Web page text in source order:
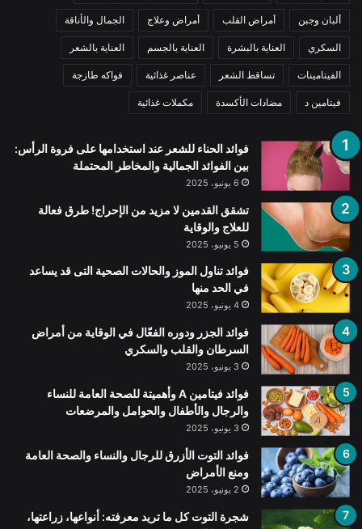
ألبان وجبن أمراض القلب أمراض وعلاج الجمال والأناقة
السكري العناية بالبشرة العناية بالجسم العناية بالشعر
الفيتامينات تساقط الشعر عناصر غذائية فواكه طازجة
فيتامين د مضادات الأكسدة مكملات غذائية
فوائد الحناء للشعر عند استخدامها على فروة الرأس:
بين الفوائد الجمالية والمخاطر المحتملة
6 يونيو، 2025
تشقق القدمين لا مزيد من الإحراج! طرق فعالة
للعلاج والوقاية
5 يونيو، 2025
فوائد تناول الموز والحالات الصحية التى قد يساعد
في الحد منها
4 يونيو، 2025
فوائد الجزر ودوره الفعّال في الوقاية من أمراض
السرطان والقلب والسكري
3 يونيو، 2025
فوائد فيتامين A وأهميتة للصحة العامة للنساء
والرجال والأطفال والحوامل والمرضعات
3 يونيو، 2025
فوائد التوت الأزرق للرجال والنساء والصحة العامة
ومنع الأمراض
2 يونيو، 2025
شجرة التوت كل ما تريد معرفته: أنواعها، زراعتها،